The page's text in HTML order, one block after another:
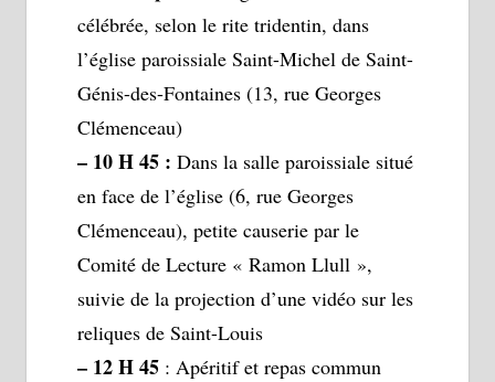
célébrée, selon le rite tridentin, dans
l’église paroissiale Saint-Michel de Saint-
Génis-des-Fontaines (13, rue Georges
Clémenceau)
– 10 H 45 : Dans la salle paroissiale situé
en face de l’église (6, rue Georges
Clémenceau), petite causerie par le
Comité de Lecture « Ramon Llull »,
suivie de la projection d’une vidéo sur les
reliques de Saint-Louis
– 12 H 45 : Apéritif et repas commun